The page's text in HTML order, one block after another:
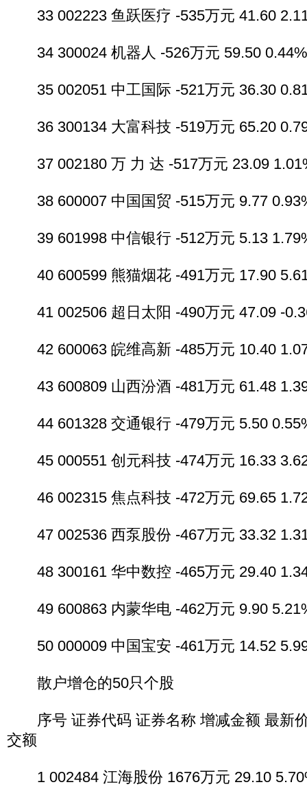
33 002223 鱼跃医疗 -535万元 41.60
34 300024 机器人 -526万元 59.50 0.44%
35 002051 中工国际 -521万元 36.30
36 300134 大富科技 -519万元 65.20
37 002180 万 力 达 -517万元 23.09
38 600007 中国国贸 -515万元 9.77
39 601998 中信银行 -512万元 5.13
40 600599 熊猫烟花 -491万元 17.90
41 002506 超日太阳 -490万元 47.09 -
42 600063 皖维高新 -485万元 10.40
43 600809 山西汾酒 -481万元 61.48
44 601328 交通银行 -479万元 5.50
45 000551 创元科技 -474万元 16.33
46 002315 焦点科技 -472万元 69.65
47 002536 西泵股份 -467万元 33.32
48 300161 华中数控 -465万元 29.40
49 600863 内蒙华电 -462万元 9.90
50 000009 中国宝安 -461万元 14.52
散户增仓的50只个股
序号 证券代码 证券名称 增减金额 最新
交额
1 002484 江海股份 1676万元 29.10